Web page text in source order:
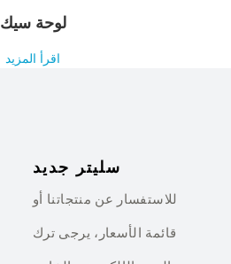
لوحة سيك
اقرأ المزيد
سليتر جديد
للاستفسار عن منتجاتنا أو
قائمة الأسعار، يرجى ترك